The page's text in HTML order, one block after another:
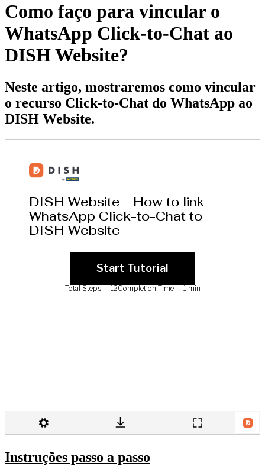
Como faço para vincular o
WhatsApp Click-to-Chat ao
DISH Website?
Neste artigo, mostraremos como vincular
o recurso Click-to-Chat do WhatsApp ao
DISH Website.
Instruções passo a passo